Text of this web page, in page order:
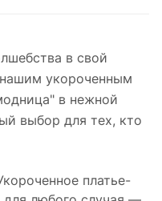
в свой
укороченным
в нежной
выбор для тех, кто
платье-